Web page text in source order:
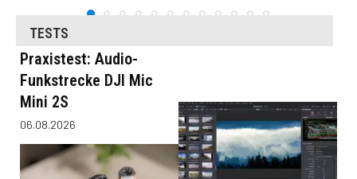
TESTS
Praxistest: Audio-
Funkstrecke DJI Mic
Mini 2S
06.08.2026